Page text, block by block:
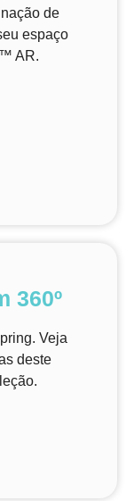
de
espaço
AR.
360º
Veja
deste